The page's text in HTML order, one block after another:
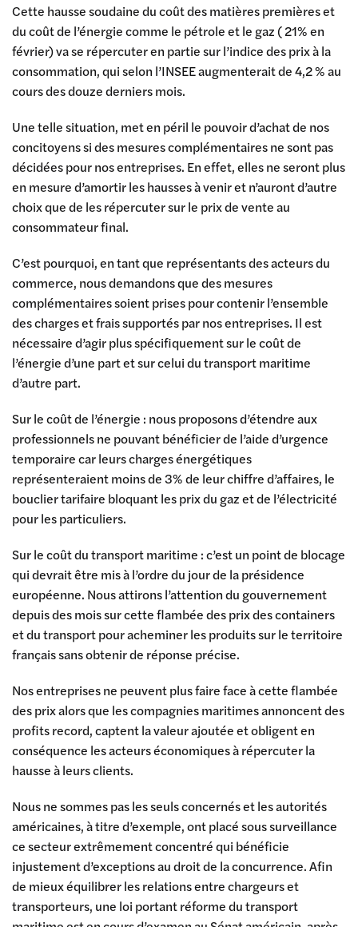
Cette hausse soudaine du coût des matières premières et
du coût de l’énergie comme le pétrole et le gaz ( 21% en
février) va se répercuter en partie sur l’indice des prix à la
consommation, qui selon l’INSEE augmenterait de 4,2 % au
cours des douze derniers mois.
Une telle situation, met en péril le pouvoir d’achat de nos
concitoyens si des mesures complémentaires ne sont pas
décidées pour nos entreprises. En effet, elles ne seront plus
en mesure d’amortir les hausses à venir et n’auront d’autre
choix que de les répercuter sur le prix de vente au
consommateur final.
C’est pourquoi, en tant que représentants des acteurs du
commerce, nous demandons que des mesures
complémentaires soient prises pour contenir l’ensemble
des charges et frais supportés par nos entreprises. Il est
nécessaire d’agir plus spécifiquement sur le coût de
l’énergie d’une part et sur celui du transport maritime
d’autre part.
Sur le coût de l’énergie : nous proposons d’étendre aux
professionnels ne pouvant bénéficier de l’aide d’urgence
temporaire car leurs charges énergétiques
représenteraient moins de 3% de leur chiffre d’affaires, le
bouclier tarifaire bloquant les prix du gaz et de l’électricité
pour les particuliers.
Sur le coût du transport maritime : c’est un point de blocage
qui devrait être mis à l’ordre du jour de la présidence
européenne. Nous attirons l’attention du gouvernement
depuis des mois sur cette flambée des prix des containers
et du transport pour acheminer les produits sur le territoire
français sans obtenir de réponse précise.
Nos entreprises ne peuvent plus faire face à cette flambée
des prix alors que les compagnies maritimes annoncent des
profits record, captent la valeur ajoutée et obligent en
conséquence les acteurs économiques à répercuter la
hausse à leurs clients.
Nous ne sommes pas les seuls concernés et les autorités
américaines, à titre d’exemple, ont placé sous surveillance
ce secteur extrêmement concentré qui bénéficie
injustement d’exceptions au droit de la concurrence. Afin
de mieux équilibrer les relations entre chargeurs et
transporteurs, une loi portant réforme du transport